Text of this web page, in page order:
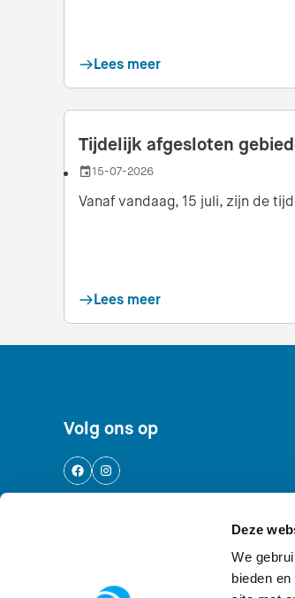
Deze
We
bieden
Lees meer
Tijdelijk afgesloten
Datum
15-07-2026
Vanaf vandaag, 15 juli, zijn de
Lees meer
Footer navigatie
Volg ons op
Logo AWD, Amsterdamse